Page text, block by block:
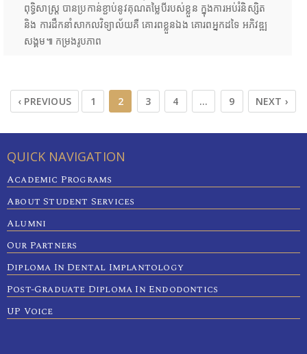
ពុទ្ធិសាស្ត្រ បានប្រកាន់ខ្ជាប់នូវគុណតម្លៃបីរបស់ខ្លួន ក្នុងការអប់រំនិស្សិត
និង ការដឹកនាំសាកលវិទ្យាល័យគឺ គោរពខ្លួនឯង គោរពអ្នកដទៃ អភិវឌ្ឍ
សង្គម៕ កម្រងរូបភាព
‹ PREVIOUS 1 2 3 4 … 9 NEXT ›
QUICK NAVIGATION
Academic Programs
About Student Services
Alumni
Our Partners
Diploma In Dental Implantology
Post-Graduate Diploma In Endodontics
UP Voice